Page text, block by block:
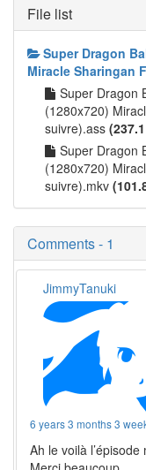
File list
Super Dragon
Miracle Sharingan
Super Dragon
(1280x720)
suivre).ass
Super Dragon
(1280x720)
suivre).mkv
Comments - 1
JimmyTanuki
6 years 3 months 3
Ah le voilà l’épisode